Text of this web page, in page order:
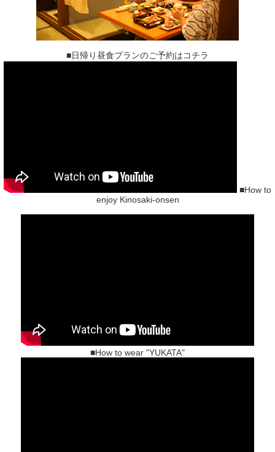
■日帰り昼食プランのご予約はコチラ
■How to
enjoy Kinosaki-onsen
■How to wear "YUKATA"